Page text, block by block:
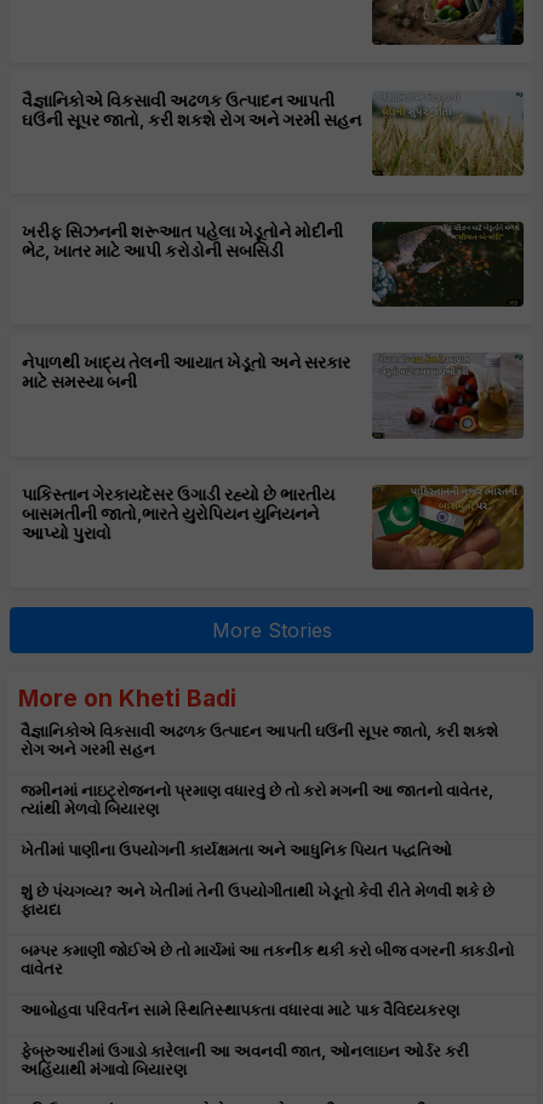
વૈજ્ઞાનિકોએ વિકસાવી અઢળક ઉત્પાદન આપતી
ઘઉંની સૂપર જાતો, કરી શકશે રોગ અને ગરમી સહન
ખરીફ સિઝનની શરૂઆત પહેલા ખેડૂતોને મોદીની
ભેટ, ખાતર માટે આપી કરોડોની સબસિડી
નેપાળથી ખાદ્ય તેલની આયાત ખેડૂતો અને સરકાર
માટે સમસ્યા બની
પાકિસ્તાન ગેરકાયદેસર ઉગાડી રહ્યો છે ભારતીય
બાસમતીની જાતો,ભારતે યુરોપિયન યુનિયનને
આપ્યો પુરાવો
More Stories
More on Kheti Badi
વૈજ્ઞાનિકોએ વિકસાવી અઢળક ઉત્પાદન આપતી ઘઉંની સૂપર જાતો, કરી શકશે
રોગ અને ગરમી સહન
જમીનમાં નાઇટ્રોજનનો પ્રમાણ વધારવું છે તો કરો મગની આ જાતનો વાવેતર,
ત્યાંથી મેળવો બિયારણ
ખેતીમાં પાણીના ઉપયોગની કાર્યક્ષમતા અને આધુનિક પિયત પદ્ધતિઓ
શું છે પંચગવ્ય? અને ખેતીમાં તેની ઉપયોગીતાથી ખેડૂતો કેવી રીતે મેળવી શકે છે
ફાયદા
બમ્પર કમાણી જોઈએ છે તો માર્ચમાં આ તકનીક થકી કરો બીજ વગરની કાકડીનો
વાવેતર
આબોહવા પરિવર્તન સામે સ્થિતિસ્થાપકતા વધારવા માટે પાક વૈવિધ્યકરણ
ફેબ્રુઆરીમાં ઉગાડો કારેલાની આ અવનવી જાત, ઓનલાઇન ઓર્ડર કરી
અહિંયાથી મંગાવો બિયારણ